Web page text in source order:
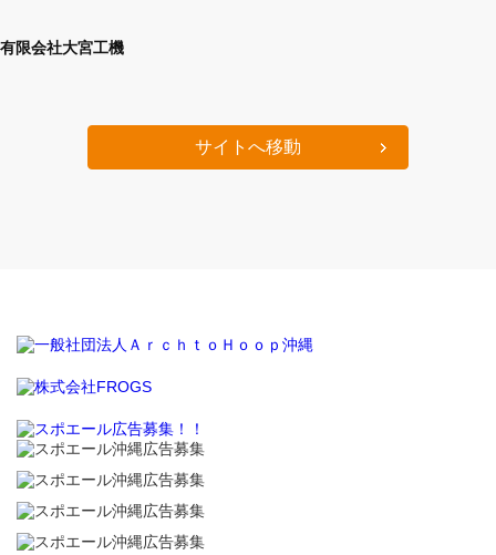
有限会社大宮工機
サイトへ移動